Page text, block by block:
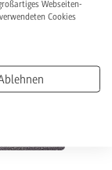
Webseiten-
Cookies